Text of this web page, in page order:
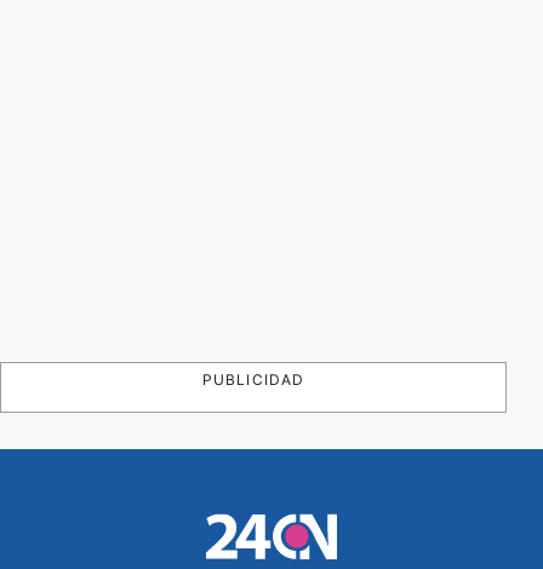
PUBLICIDAD